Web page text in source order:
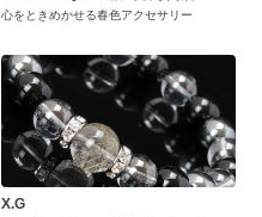
心をときめかせる春色アクセサリー
X.G